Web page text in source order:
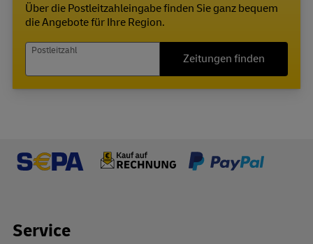
Über die Postleitzahleingabe finden Sie ganz bequem
die Angebote für Ihre Region.
Postleitzahl
Zeitungen finden
Footer Links
Service